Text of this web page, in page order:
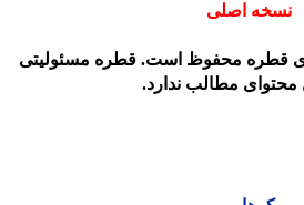
اصلی
محفوظ است. قطره مسئولیتی
مطالب ندارد.